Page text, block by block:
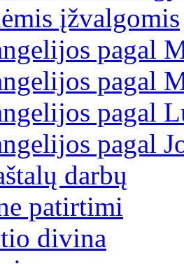
įžvalgomis
pagal
pagal
pagal
pagal
darbų
patirtimi
divina